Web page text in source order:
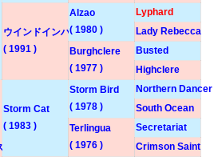
ウインドインハーヘア
( 1991 )
Alzao
( 1980 )
Lyphard
Lady Rebecca
Burghclere
( 1977 )
Busted
Highclere
Storm Cat
( 1983 )
Storm Bird
( 1978 )
Northern Dancer
South Ocean
Terlingua
( 1976 )
Secretariat
Crimson Saint